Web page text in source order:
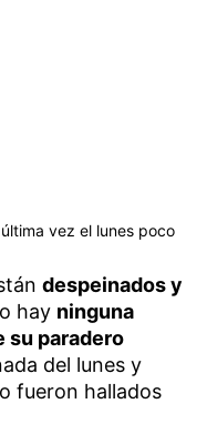
vez el lunes poco
despeinados y
hay ninguna
su paradero
del lunes y
fueron hallados